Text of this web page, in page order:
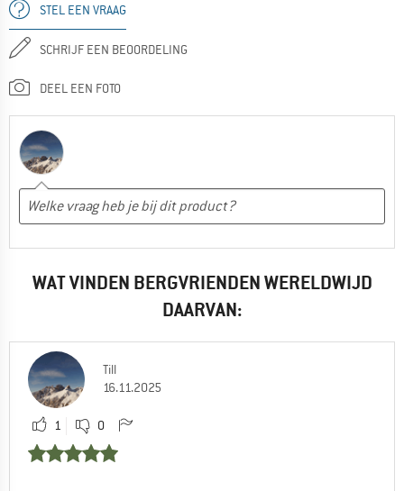
STEL EEN VRAAG
SCHRIJF EEN BEOORDELING
DEEL EEN FOTO
WAT VINDEN BERGVRIENDEN WERELDWIJD
DAARVAN:
Till
16.11.2025
1 0